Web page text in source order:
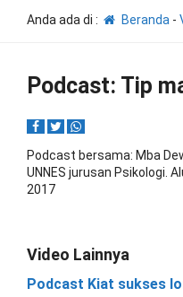
Anda ada di : Beranda -
Podcast: Tip
Podcast bersama: Mba
UNNES jurusan Psikologi.
2017
Video Lainnya
Podcast Kiat sukses